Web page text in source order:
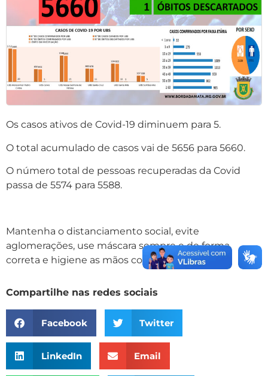
Os casos ativos de Covid-19 diminuem para 5.
O total acumulado de casos vai de 5656 para 5660.
O número total de pessoas recuperadas da Covid
passa de 5574 para 5588.
Mantenha o distanciamento social, evite
aglomerações, use máscara sempre e de forma
correta e higiene as mãos com frequência.
Compartilhe nas redes sociais
Facebook Twitter
LinkedIn Email